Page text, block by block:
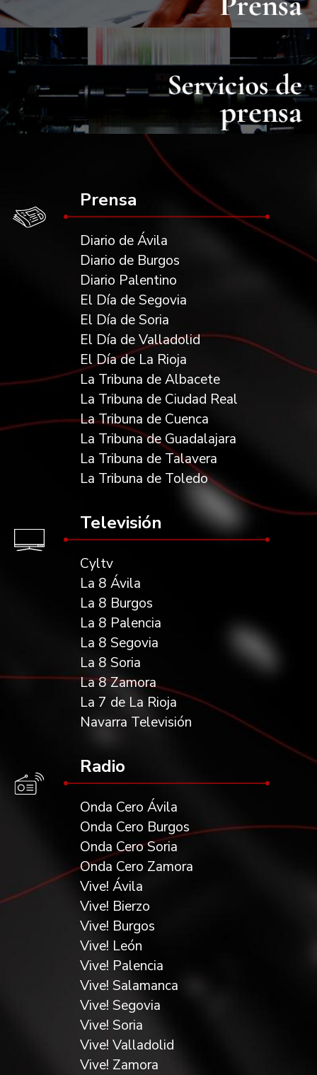
Prensa
Diario de Ávila
Diario de Burgos
Diario Palentino
El Día de Segovia
El Día de Soria
El Día de Valladolid
El Día de La Rioja
La Tribuna de Albacete
La Tribuna de Ciudad Real
La Tribuna de Cuenca
La Tribuna de Guadalajara
La Tribuna de Talavera
La Tribuna de Toledo
Televisión
Cyltv
La 8 Ávila
La 8 Burgos
La 8 Palencia
La 8 Segovia
La 8 Soria
La 8 Zamora
La 7 de La Rioja
Navarra Televisión
Radio
Onda Cero Ávila
Onda Cero Burgos
Onda Cero Soria
Onda Cero Zamora
Vive! Ávila
Vive! Bierzo
Vive! Burgos
Vive! León
Vive! Palencia
Vive! Salamanca
Vive! Segovia
Vive! Soria
Vive! Valladolid
Vive! Zamora